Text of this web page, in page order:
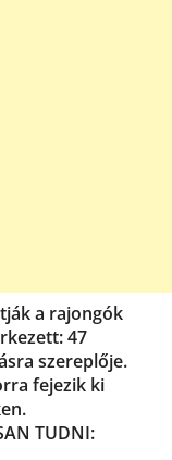
a rajongók
47
szereplője.
fejezik ki
TUDNI: